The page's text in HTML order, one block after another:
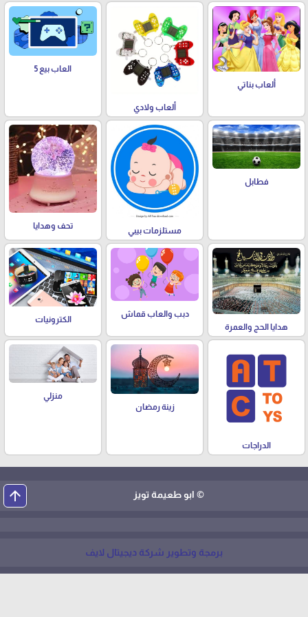
ألعاب بناتي
ألعاب ولادي
العاب بيع 5
فطابل
مستلزمات بيبي
تحف وهدايا
هدايا الحج والعمرة
دبب والعاب قماش
الكترونيات
الدراجات
زينة رمضان
منزلي
© ابو طعيمة تويز arrow_upward
برمجة وتطوير شركة ديجيتال لايف